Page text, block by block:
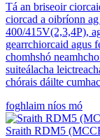
Tá an briseoir
ciorcad a oibríonn
400/415V(2,3,4P),
gearrchiorcaid agus
chomhshó
suiteálacha
chórais dáilte
foghlaim níos mó
Sraith RDM5